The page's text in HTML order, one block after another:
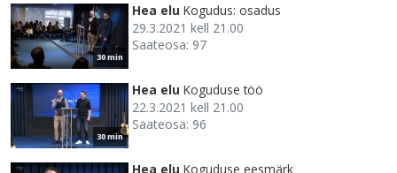
30 min
Hea elu Kogudus: osadus
29.3.2021 kell 21.00
Saateosa: 97
30 min
Hea elu Koguduse töö
22.3.2021 kell 21.00
Saateosa: 96
Hea elu Koguduse eesmärk